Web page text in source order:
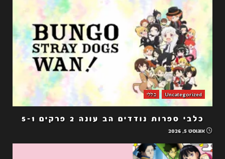
Uncategorized כללי
כלבי ספרות נודדים הב עונה 2 פרקים 5-1
אוגוסט 5, 2026